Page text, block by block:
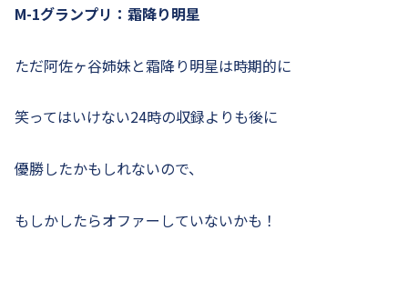
M-1グランプリ：霜降り明星
ただ阿佐ヶ谷姉妹と霜降り明星は時期的に
笑ってはいけない24時の収録よりも後に
優勝したかもしれないので、
もしかしたらオファーしていないかも！